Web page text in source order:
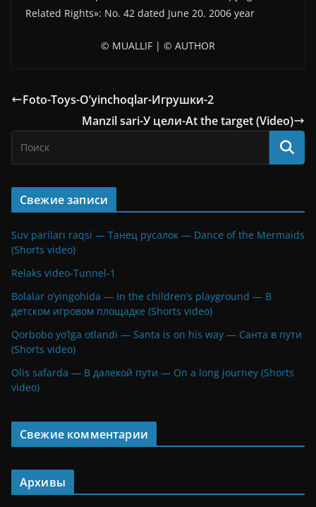
Related Rights»: No. 42 dated June 20. 2006 year
© MUALLIF | © AUTHOR
Foto-Toys-O’yinchoqlar-Игрушки-2
Manzil sari-У цели-At the target (Video)
Свежие записи
Suv parilari raqsi — Танец русалок — Dance of the Mermaids
(Shorts video)
Relaks video-Tunnel-1
Bolalar o’yingohida — In the children’s playground — В
детском игровом площадке (Shorts video)
Qorbobo yo’lga otlandi — Santa is on his way — Санта в пути
(Shorts video)
Olis safarda — В далекой пути — On a long journey (Shorts
video)
Свежие комментарии
Архивы